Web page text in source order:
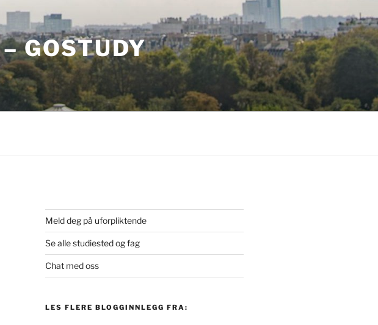
GOSTUDY
Meld deg på uforpliktende
Se alle studiested og fag
Chat med oss
LES FLERE BLOGGINNLEGG FRA: